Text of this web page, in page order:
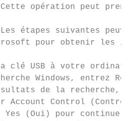
opération peut
étapes suivantes
pour obtenir les
clé USB à votre
Windows, entrez
de la recherche,
Account Control
(Oui) pour continuer.